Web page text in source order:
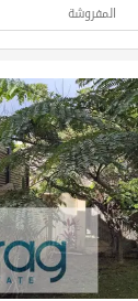
المفروشة